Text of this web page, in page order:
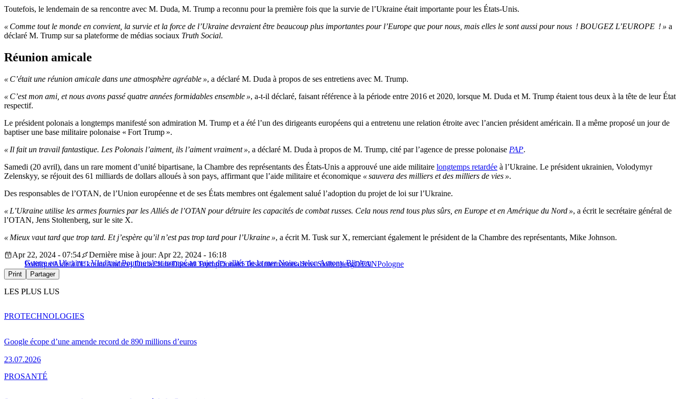
Toutefois, le lendemain de sa rencontre avec M. Duda, M. Trump a reconnu pour la première fois que la survie de l’Ukraine était importante pour les États-Unis.
« Comme tout le monde en convient, la survie et la force de l’Ukraine devraient être beaucoup plus importantes pour l’Europe que pour nous, mais elles le sont aussi pour nous ! BOUGEZ L’EUROPE ! » a
déclaré M. Trump sur sa plateforme de médias sociaux Truth Social.
Réunion amicale
« C’était une réunion amicale dans une atmosphère agréable », a déclaré M. Duda à propos de ses entretiens avec M. Trump.
« C’est mon ami, et nous avons passé quatre années formidables ensemble », a-t-il déclaré, faisant référence à la période entre 2016 et 2020, lorsque M. Duda et M. Trump étaient tous deux à la tête de leur État
respectif.
Le président polonais a longtemps manifesté son admiration M. Trump et a été l’un des dirigeants européens qui a entretenu une relation étroite avec l’ancien président américain. Il a même proposé un jour de
baptiser une base militaire polonaise « Fort Trump ».
« Il fait un travail fantastique. Les Polonais l’aiment, ils l’aiment vraiment », a déclaré M. Duda à propos de M. Trump, cité par l’agence de presse polonaise PAP.
Samedi (20 avril), dans un rare moment d’unité bipartisane, la Chambre des représentants des États-Unis a approuvé une aide militaire longtemps retardée à l’Ukraine. Le président ukrainien, Volodymyr
Zelenskyy, se réjouit des 61 milliards de dollars alloués à son pays, affirmant que l’aide militaire et économique « sauvera des milliers et des milliers de vies ».
Des responsables de l’OTAN, de l’Union européenne et de ses États membres ont également salué l’adoption du projet de loi sur l’Ukraine.
« L’Ukraine utilise les armes fournies par les Alliés de l’OTAN pour détruire les capacités de combat russes. Cela nous rend tous plus sûrs, en Europe et en Amérique du Nord », a écrit le secrétaire général de
l’OTAN, Jens Stoltenberg, sur le site X.
« Mieux vaut tard que trop tard. Et j’espère qu’il n’est pas trop tard pour l’Ukraine », a écrit M. Tusk sur X, remerciant également le président de la Chambre des représentants, Mike Johnson.
Guerre en Ukraine : Vladimir Poutine s’est trompé au sujet des alliés de la mer Noire, selon Antony Blinken
Apr 22, 2024 - 07:54
Dernière mise à jour: Apr 22, 2024 - 16:18
PolitiqueAide à l'UkraineAndrzej DudaChineDonald TrumpDonald TuskInternationalJens StoltenbergOTANPologne
Print Partager
LES PLUS LUS
Google écope d’une amende record de 890 millions d’euros
23.07.2026
PROTECHNOLOGIES
PROSANTÉ